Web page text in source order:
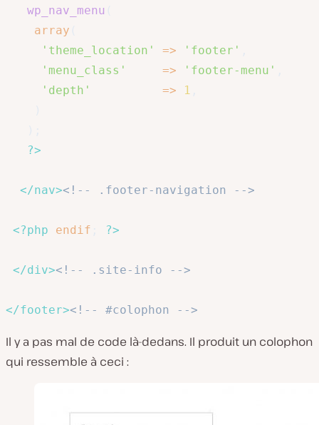
wp_nav_menu
array
'theme_location'
=> 'footer'
'menu_class'
=> 'footer-menu'
'depth'
=> 1
?>
</nav><!-- .footer-navigation -->
<?php endif ?>
</div><!-- .site-info -->
</footer><!-- #colophon -->
Il y a pas mal de code là-dedans. Il produit un colophon
qui ressemble à ceci :